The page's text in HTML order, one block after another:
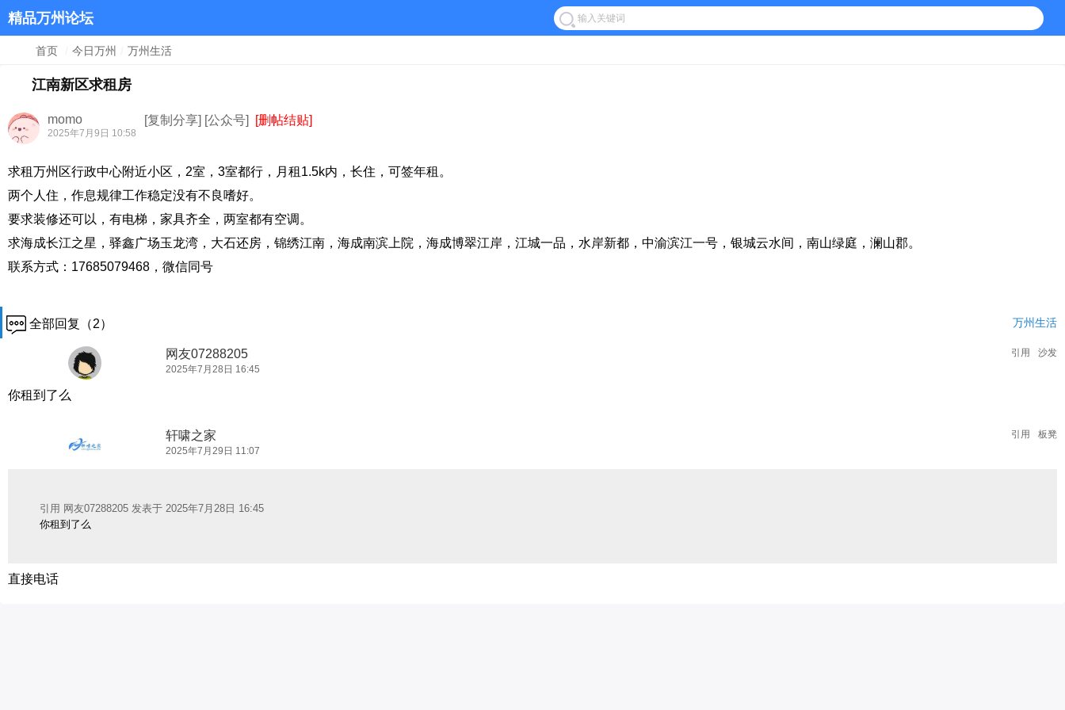
精品万州论坛
首页 今日万州 万州生活
江南新区求租房
momo
2025年7月9日 10:58
[复制分享] [公众号] [删帖结贴]
求租万州区行政中心附近小区，2室，3室都行，月租1.5k内，长住，可签年租。
两个人住，作息规律工作稳定没有不良嗜好。
要求装修还可以，有电梯，家具齐全，两室都有空调。
求海成长江之星，驿鑫广场玉龙湾，大石还房，锦绣江南，海成南滨上院，海成博翠江岸，江城一品，水岸新都，中渝滨江一号，银城云水间，南山绿庭，澜山郡。
联系方式：17685079468，微信同号
全部回复（2） 万州生活
网友07288205
2025年7月28日 16:45
引用 沙发
你租到了么
轩啸之家
2025年7月29日 11:07
引用 板凳
引用 网友07288205 发表于 2025年7月28日 16:45
你租到了么
直接电话